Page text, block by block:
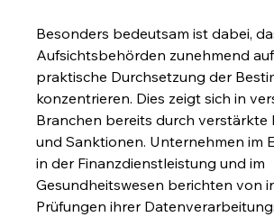
Besonders bedeutsam ist dabei,
Aufsichtsbehörden zunehmend
praktische Durchsetzung der
konzentrieren. Dies zeigt sich in
Branchen bereits durch verstärkte
und Sanktionen. Unternehmen im
in der Finanzdienstleistung und im
Gesundheitswesen berichten von
Prüfungen ihrer